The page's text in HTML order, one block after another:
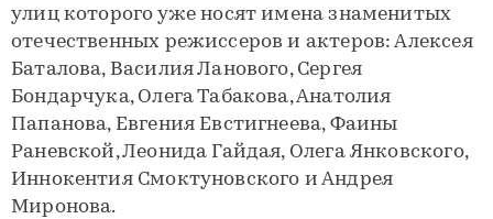
улиц которого уже носят имена знаменитых
отечественных режиссеров и актеров: Алексея
Баталова, Василия Ланового, Сергея
Бондарчука, Олега Табакова, Анатолия
Папанова, Евгения Евстигнеева, Фаины
Раневской, Леонида Гайдая, Олега Янковского,
Иннокентия Смоктуновского и Андрея
Миронова.